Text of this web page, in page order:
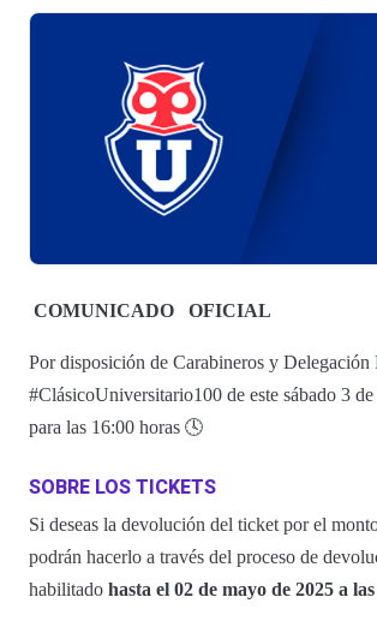
COMUNICADO OFICIAL
Por disposición de Carabineros y Delegación
#ClásicoUniversitario100 de este sábado 3 de
para las 16:00 horas 🕓
SOBRE LOS TICKETS
Si deseas la devolución del ticket por el
podrán hacerlo a través del proceso de
habilitado hasta el 02 de mayo de 2025 a